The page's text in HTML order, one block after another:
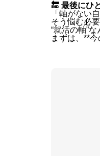
🔚 最後にひ
「軸がない
そう悩む必
“就活の軸”
まずは、**今